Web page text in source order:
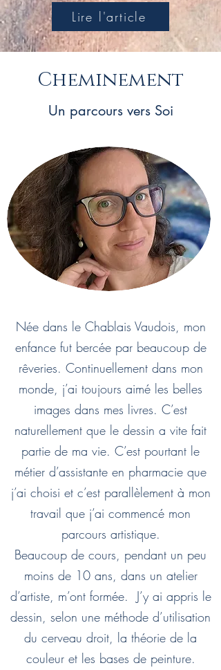
Lire l'article
Cheminement
Un parcours vers Soi
Née dans le Chablais Vaudois, mon
enfance fut bercée par beaucoup de
rêveries. Continuellement dans mon
monde, j’ai toujours aimé les belles
images dans mes livres. C’est
naturellement que le dessin a vite fait
partie de ma vie. C’est pourtant le
métier d’assistante en pharmacie que
j’ai choisi et c’est parallèlement à mon
travail que j’ai commencé mon
parcours artistique.
Beaucoup de cours, pendant un peu
moins de 10 ans, dans un atelier
d’artiste, m’ont formée. J’y ai appris le
dessin, selon une méthode d’utilisation
du cerveau droit, la théorie de la
couleur et les bases de peinture.